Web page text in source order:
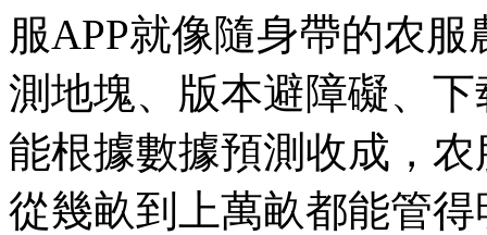
服APP就像隨身帶的农
測地塊、版本避障礙、
能根據數據預測收成，
從幾畝到上萬畝都能管